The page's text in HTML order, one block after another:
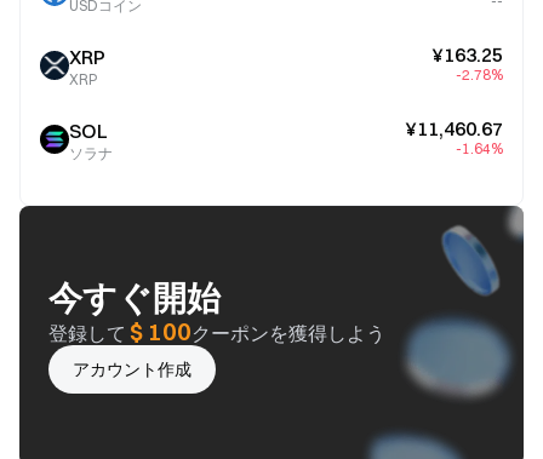
USDコイン
XRP
XRP
¥163.25
-2.78%
SOL
ソラナ
¥11,460.67
-1.64%
今すぐ開始
登録して $ 100クーポンを獲得しよう
アカウント作成